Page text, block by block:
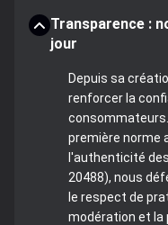
Transparence :
jour
Depuis sa
renforcer la
première norme
l'authenticité
20488), nous
le respect de
modération et la